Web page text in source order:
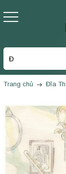
Trang chủ Đĩa